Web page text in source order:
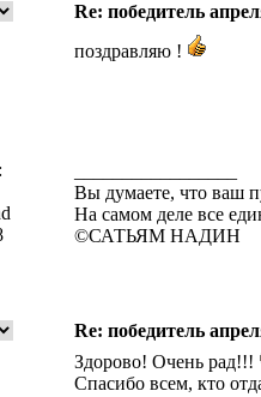
Re: победитель
поздравляю !
Вы думаете, что ваш
На самом деле все
©САТЬЯМ НАДИН
Re: победитель
Здорово! Очень рад!!!
Спасибо всем, кто